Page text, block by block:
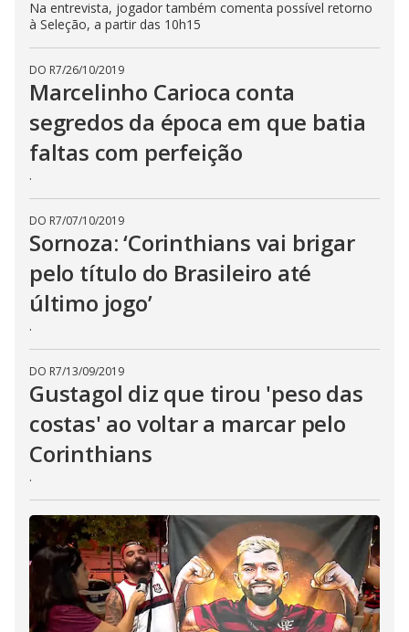
Na entrevista, jogador também comenta possível retorno
à Seleção, a partir das 10h15
DO R7/26/10/2019
Marcelinho Carioca conta
segredos da época em que batia
faltas com perfeição
.
DO R7/07/10/2019
Sornoza: ‘Corinthians vai brigar
pelo título do Brasileiro até
último jogo’
.
DO R7/13/09/2019
Gustagol diz que tirou 'peso das
costas' ao voltar a marcar pelo
Corinthians
.